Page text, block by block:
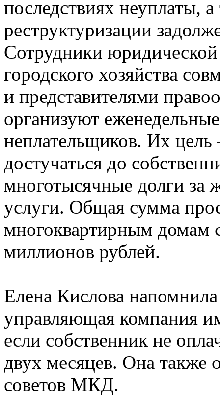
последствиях неуплаты,
реструктуризации
Сотрудники
городского хозяйства
и представителями
организуют
неплательщиков. Их
достучаться до
многотысячные долги
услуги. Общая сумма
многоквартирным домам
миллионов рублей.
Елена Кислова
управляющая компания
если собственник не
двух месяцев. Она также
советов МКД.